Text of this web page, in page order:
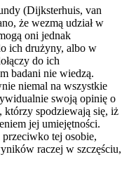
(Dijksterhuis, van
że wezmą udział w
oni jednak
ich drużyny, albo w
do ich
badani nie wiedzą.
niemal na wszystkie
swoją opinię o
którzy spodziewają się, iż
jej umiejętności.
tej osobie,
raczej w szczęściu,